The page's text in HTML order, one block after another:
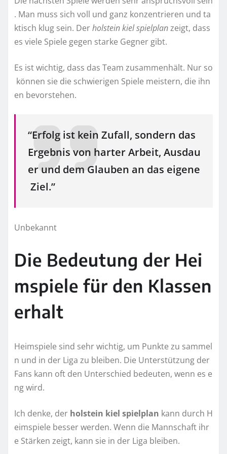
. Man muss sich voll und ganz konzentrieren und ta
ktisch klug sein. Derholstein kiel spielplanzeigt, dass
es viele Spiele gegen starke Gegner gibt.
Es ist wichtig, dass das Team zusammenhält. Nur so
können sie die schwierigen Spiele meistern, die ihn
en bevorstehen.
“Erfolg ist kein Zufall, sondern das
Ergebnis von harter Arbeit, Ausdau
er und dem Glauben an das eigene
Ziel.”
Unbekannt
Die Bedeutung der Hei
mspiele für den Klassen
erhalt
Heimspiele sind sehr wichtig, um Punkte zu sammel
n und in der Liga zu bleiben. Die Unterstützung der
Fans kann oft den Unterschied bedeuten, wenn es e
ng wird.
Ich denke, der holstein kiel spielplan kann durch H
eimspiele besser werden. Wenn die Mannschaft ihr
e Stärken zeigt, kann sie in der Liga bleiben.